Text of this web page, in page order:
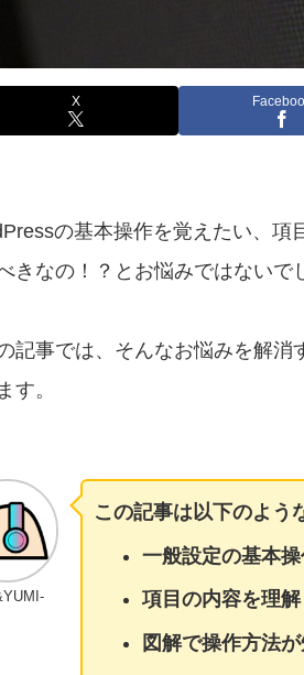
X
の基本操作を覚えたい、項
きなの！？とお悩みではないで
記事では、そんなお悩みを解
す。
この記事は以下のよう
一般設定の基本操
項目の内容を理解
図解で操作方法が